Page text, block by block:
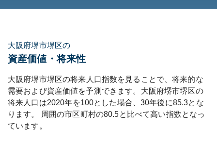
大阪府堺市堺区の
資産価値・将来性
大阪府堺市堺区の将来人口指数を見ることで、将来的な
需要および資産価値を予測できます。 大阪府堺市堺区の
将来人口は2020年を100とした場合、30年後に85.3とな
ります。
周囲の市区町村の80.5と比べて高い指数となっ
ています。